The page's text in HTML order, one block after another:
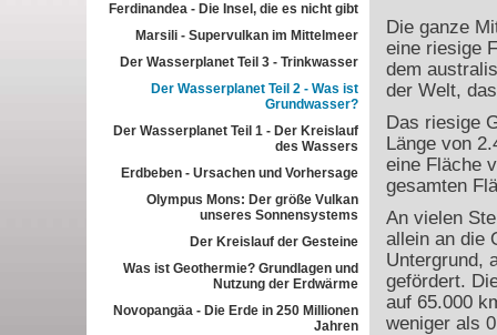
Ferdinandea - Die Insel, die es nicht gibt
Marsili - Supervulkan im Mittelmeer
Der Wasserplanet Teil 3 - Trinkwasser
Der Wasserplanet Teil 2 - Was ist
Grundwasser?
Der Wasserplanet Teil 1 - Der Kreislauf
des Wassers
Erdbeben - Ursachen und Vorhersage
Olympus Mons: Der größe Vulkan
unseres Sonnensystems
Der Kreislauf der Gesteine
Was ist Geothermie? Grundlagen und
Nutzung der Erdwärme
Novopangäa - Die Erde in 250 Millionen
Jahren
Die ganze
eine riesige
dem
der Welt,
Das riesige
Länge von
eine Fläche
gesamten
An vielen
allein an die
Untergrund,
gefördert.
auf 65.000
weniger als